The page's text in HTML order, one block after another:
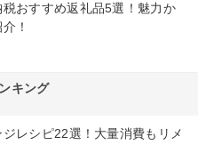
おすすめ返礼品5選！魅力か
！
キング
レシピ22選！大量消費もリメ